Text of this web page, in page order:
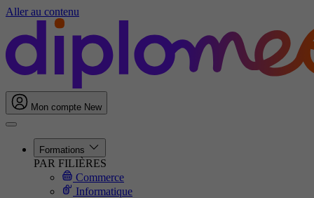
Aller au contenu
Mon compte New
Formations
PAR FILIÈRES
Commerce
Informatique